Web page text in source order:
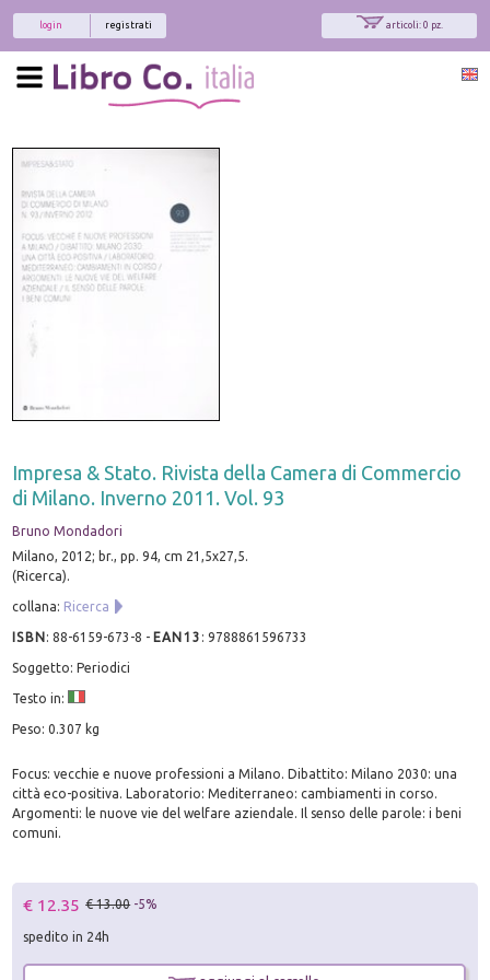
articoli: 0 pz.
registrati
login
Impresa & Stato. Rivista della Camera di Commercio
di Milano. Inverno 2011. Vol. 93
Bruno Mondadori
Milano, 2012; br., pp. 94, cm 21,5x27,5.
(Ricerca).
collana: Ricerca
ISBN:88-6159-673-8 - EAN13 :9788861596733
Soggetto: Periodici
Testo in:
Peso: 0.307 kg
Focus: vecchie e nuove professioni a Milano. Dibattito: Milano 2030: una
città eco-positiva. Laboratorio: Mediterraneo: cambiamenti in corso.
Argomenti: le nuove vie del welfare aziendale. Il senso delle parole: i beni
comuni.
€ 12.35 € 13.00 -5%
spedito in 24h